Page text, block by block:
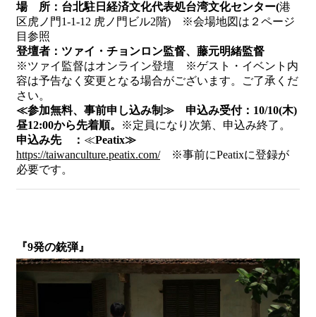
場 所：台北駐日経済文化代表処台湾文化センター(港
区虎ノ門1-1-12 虎ノ門ビル2階) ※会場地図は２ページ
目参照
登壇者：ツァイ・チョンロン監督、藤元明緒監督
※ツァイ監督はオンライン登壇 ※ゲスト・イベント内
容は予告なく変更となる場合がございます。ご了承くだ
さい。
≪参加無料、事前申し込み制≫ 申込み受付：10/10(木)
昼12:00から先着順。
※定員になり次第、申込み終了。
申込み先 ： ≪Peatix≫
https://taiwanculture.peatix.com/※事前にPeatixに登録が
必要です。
『9発の銃弾』